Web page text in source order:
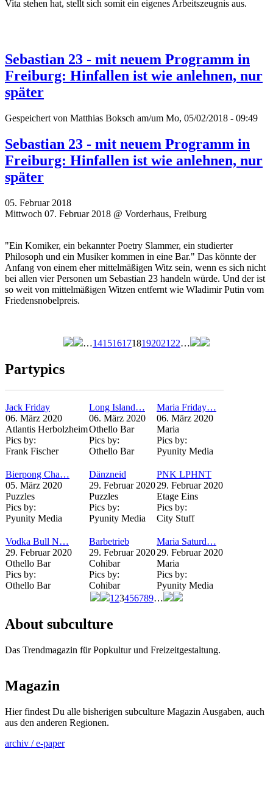
Vita stehen hat, stellt sich somit ein eigenes Arbeitszeugnis aus.
Sebastian 23 - mit neuem Programm in
Freiburg: Hinfallen ist wie anlehnen, nur
später
Gespeichert von Matthias Boksch am/um Mo, 05/02/2018 - 09:49
Sebastian 23 - mit neuem Programm in
Freiburg: Hinfallen ist wie anlehnen, nur
später
05. Februar 2018
Mittwoch 07. Februar 2018 @ Vorderhaus, Freiburg
"Ein Komiker, ein bekannter Poetry Slammer, ein studierter
Philosoph und ein Musiker kommen in eine Bar." Das könnte der
Anfang von einem eher mittelmäßigen Witz sein, wenn es sich nicht
bei allen vier Personen um Sebastian 23 handeln würde. Und der ist
so weit von mittelmäßigen Witzen entfernt wie Wladimir Putin vom
Friedensnobelpreis.
…1415161718192021 22…
Partypics
Jack Friday
06. März 2020
Atlantis Herbolzheim
Pics by:
Frank Fischer
Long Island…
06. März 2020
Othello Bar
Pics by:
Othello Bar
Maria Friday…
06. März 2020
Maria
Pics by:
Pyunity Media
Bierpong Cha…
05. März 2020
Puzzles
Pics by:
Pyunity Media
Dänzneid
29. Februar 2020
Puzzles
Pics by:
Pyunity Media
PNK LPHNT
29. Februar 2020
Etage Eins
Pics by:
City Stuff
Vodka Bull N…
29. Februar 2020
Othello Bar
Pics by:
Othello Bar
Barbetrieb
29. Februar 2020
Cohibar
Pics by:
Cohibar
Maria Saturd…
29. Februar 2020
Maria
Pics by:
Pyunity Media
1 23456789…
About subculture
Das Trendmagazin für Popkultur und Freizeitgestaltung.
Magazin
Hier findest Du alle bisherigen subculture Magazin Ausgaben, auch
aus den anderen Regionen.
archiv / e-paper